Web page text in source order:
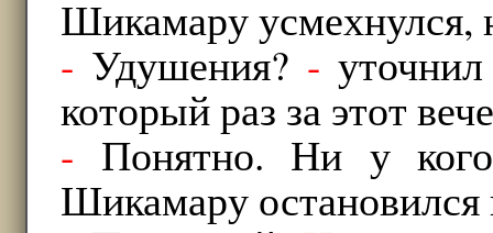
Шикамару усмехнулся,
- Удушения? -
который раз за этот
- Понятно. Ни у
Шикамару остановился